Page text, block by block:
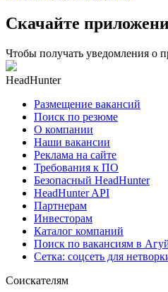
Скачайте
Чтобы получать уведомления о
HeadHunter
Размещение вакансий
Поиск по резюме
О компании
Наши вакансии
Реклама на сайте
Требования к ПО
Безопасный HeadHunter
HeadHunter API
Партнерам
Инвесторам
Каталог компаний
Поиск по вакансиям в
Сетка: соцсеть для
Соискателям